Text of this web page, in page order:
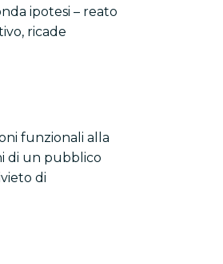
ipotesi – reato
ricade
funzionali alla
di un pubblico
di